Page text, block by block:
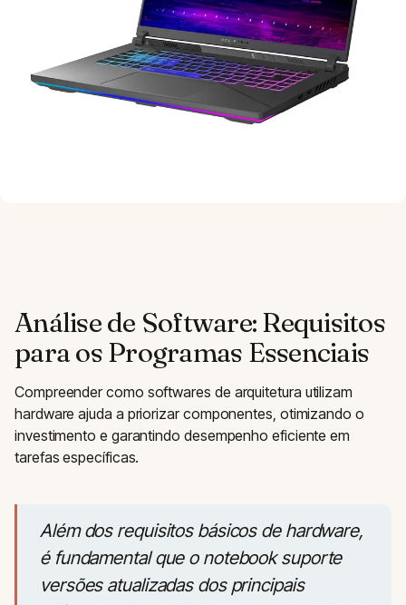
Análise de Software: Requisitos
para os Programas Essenciais
Compreender como softwares de arquitetura utilizam
hardware ajuda a priorizar componentes, otimizando o
investimento e garantindo desempenho eficiente em
tarefas específicas.
Além dos requisitos básicos de hardware,
é fundamental que o notebook suporte
versões atualizadas dos principais